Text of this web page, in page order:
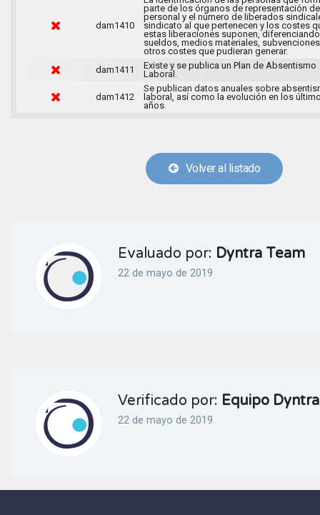
dam1410
parte de los órganos de representación
personal y el número de liberados
sindicato al que pertenecen y los costes
estas liberaciones suponen, diferenciando
sueldos, medios materiales,
otros costes que pudieran generar.
dam1411
Existe y se publica un Plan de Absentismo
Laboral.
dam1412
Se publican datos anuales sobre
laboral, así como la evolución en los
años.
Volver al listado
Evaluado por: Dyntra Team
22 de mayo de 2019
Verificado por: Equipo Dyntra
22 de mayo de 2019